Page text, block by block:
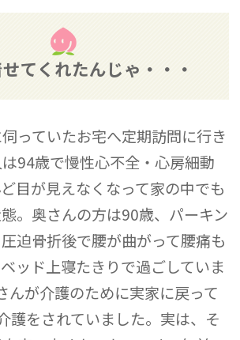
てくれたんじゃ・・・
っていたお宅へ定期訪問に行き
94歳で慢性心不全・心房細動
目が見えなくなって家の中でも
。奥さんの方は90歳、パーキン
迫骨折後で腰が曲がって腰痛も
ッド上寝たきりで過ごしていま
んが介護のために実家に戻って
護をされていました。実は、そ